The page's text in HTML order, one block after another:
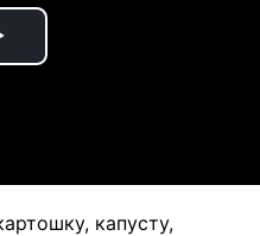
капусту,